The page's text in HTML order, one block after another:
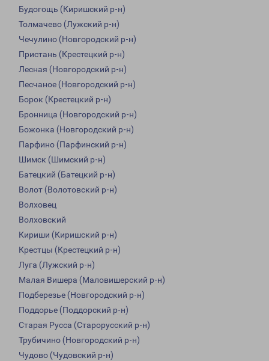
Будогощь (Киришский р-н)
Толмачево (Лужский р-н)
Чечулино (Новгородский р-н)
Пристань (Крестецкий р-н)
Лесная (Новгородский р-н)
Песчаное (Новгородский р-н)
Борок (Крестецкий р-н)
Бронница (Новгородский р-н)
Божонка (Новгородский р-н)
Парфино (Парфинский р-н)
Шимск (Шимский р-н)
Батецкий (Батецкий р-н)
Волот (Волотовский р-н)
Волховец
Волховский
Кириши (Киришский р-н)
Крестцы (Крестецкий р-н)
Луга (Лужский р-н)
Малая Вишера (Маловишерский р-н)
Подберезье (Новгородский р-н)
Поддорье (Поддорский р-н)
Старая Русса (Старорусский р-н)
Трубичино (Новгородский р-н)
Чудово (Чудовский р-н)